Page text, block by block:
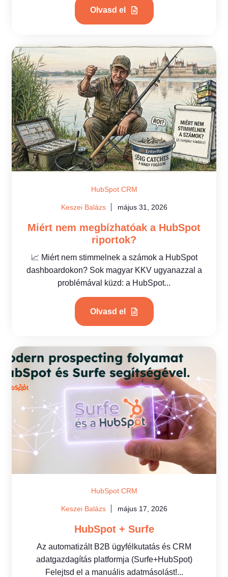
Olvasd el
HubSpot CRM
Keszei Balázs május 31, 2026
Miért nem megbízhatóak a HubSpot
riportok?
📈 Miért nem stimmelnek a számok a HubSpot
dashboardokon? Sok magyar KKV ugyanazzal a
problémával küzd: a HubSpot...
Olvasd el
HubSpot CRM
Keszei Balázs május 17, 2026
HubSpot + Surfe
Az automatizált B2B ügyfélkutatás és CRM
adatgazdagítás platformja (Surfe+HubSpot)
Felejtsd el a manuális adatmásolást!...